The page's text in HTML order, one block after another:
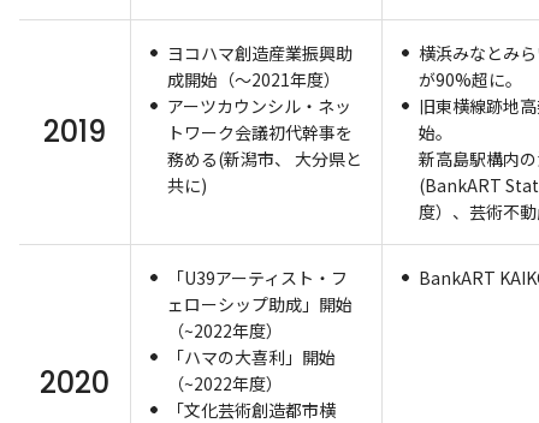
2019
ヨコハマ創造産業振興助
成開始（～2021年度）
アーツカウンシル・ネッ
トワーク会議初代幹事を
務める(新潟市、 大分県と
共に)
横浜みなとみ
が90%超に。
旧東横線跡地
始。
新高島駅構内
(BankART
度）、芸術不
2020
「U39アーティスト・フ
ェローシップ助成」開始
（~2022年度）
「ハマの大喜利」開始
（~2022年度）
「文化芸術創造都市横
BankART